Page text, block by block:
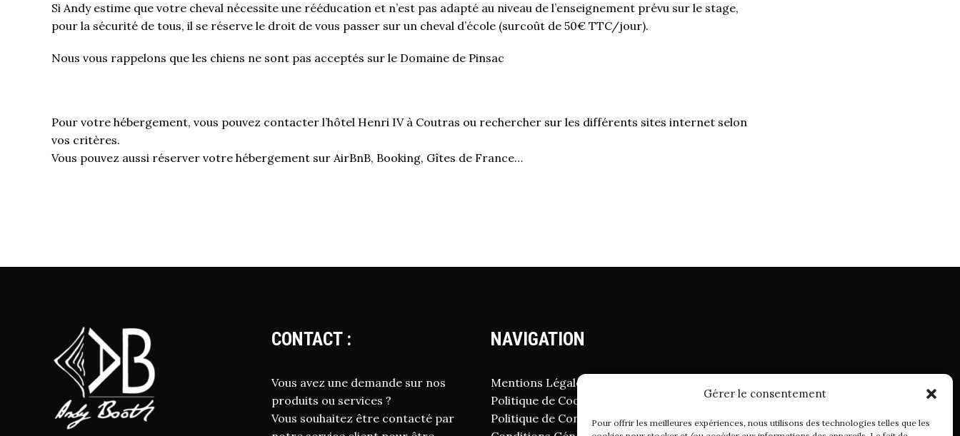
Gérer le consentement
Pour offrir les meilleures expériences, nous utilisons des technologies telles que les
Si Andy estime que votre cheval nécessite une rééducation et n’est pas adapté au niveau de l’enseignement prévu sur le stage,
pour la sécurité de tous, il se réserve le droit de vous passer sur un cheval d’école (surcoût de 50€ TTC/jour).
Nous vous rappelons que les chiens ne sont pas acceptés sur le Domaine de Pinsac
Pour votre hébergement, vous pouvez contacter l’hôtel Henri IV à Coutras ou rechercher sur les différents sites internet selon
vos critères.
Vous pouvez aussi réserver votre hébergement sur AirBnB, Booking, Gîtes de France…
CONTACT :
Vous avez une demande sur nos
produits ou services ?
Vous souhaitez être contacté par
NAVIGATION
Mentions Légales
Politique de Cookies
Politique de Confidentialité